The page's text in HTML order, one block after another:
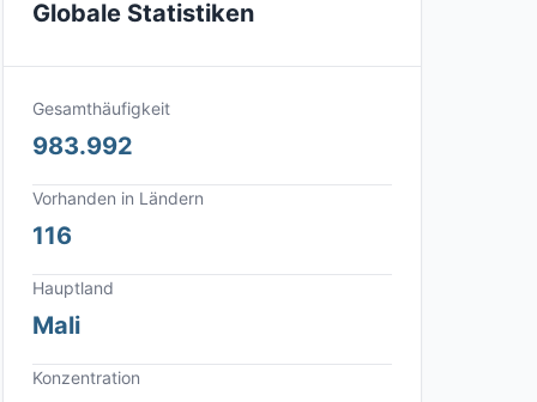
Globale Statistiken
Gesamthäufigkeit
983.992
Vorhanden in Ländern
116
Hauptland
Mali
Konzentration